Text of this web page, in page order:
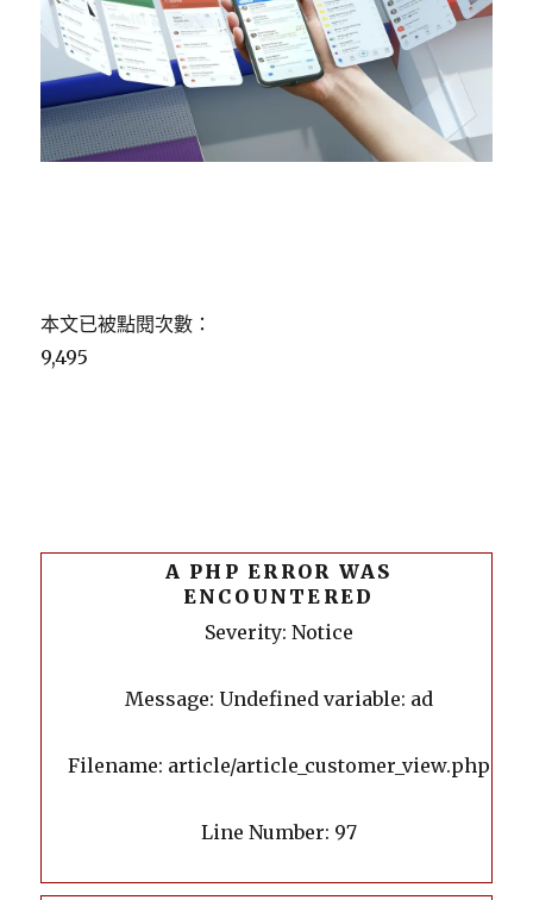
本文已被點閱次數：
9,495
A PHP ERROR WAS
ENCOUNTERED
Severity: Notice
Message: Undefined variable: ad
Filename: article/article_customer_view.php
Line Number: 97